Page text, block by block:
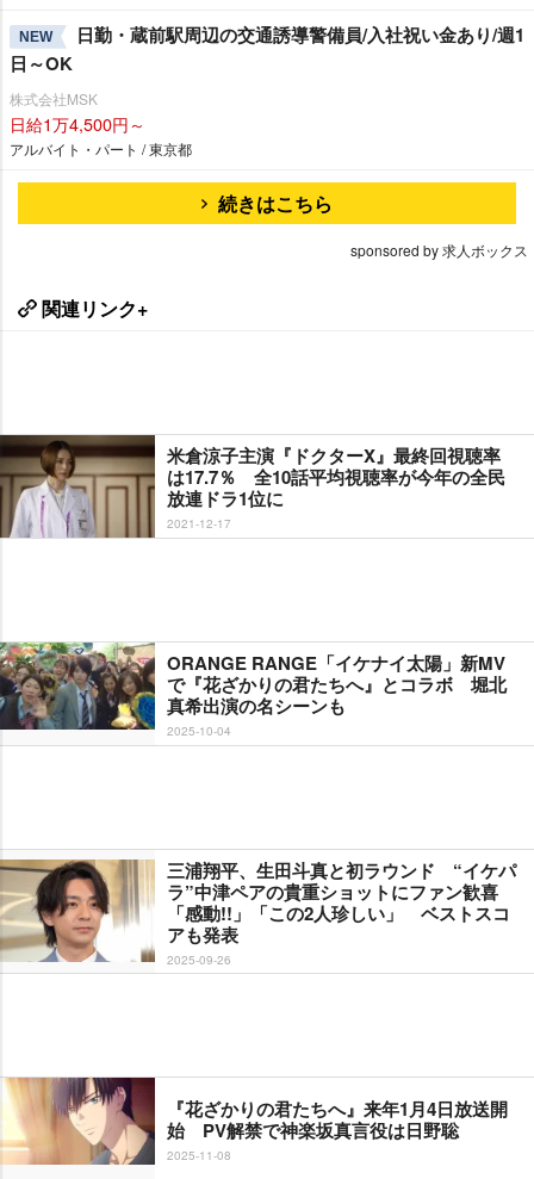
NEW
日勤・蔵前駅周辺の交通誘導警備員/入社祝い金あり/週1
日～OK
株式会社MSK
日給1万4,500円～
アルバイト・パート / 東京都
続きはこちら
sponsored by 求人ボックス
関連リンク+
米倉涼子主演『ドクターX』最終回視聴率
は17.7％ 全10話平均視聴率が今年の全民
放連ドラ1位に
2021-12-17
ORANGE RANGE「イケナイ太陽」新MV
で『花ざかりの君たちへ』とコラボ 堀北
真希出演の名シーンも
2025-10-04
三浦翔平、生田斗真と初ラウンド “イケパ
ラ”中津ペアの貴重ショットにファン歓喜
「感動!!」「この2人珍しい」 ベストスコ
アも発表
2025-09-26
『花ざかりの君たちへ』来年1月4日放送開
始 PV解禁で神楽坂真言役は日野聡
2025-11-08